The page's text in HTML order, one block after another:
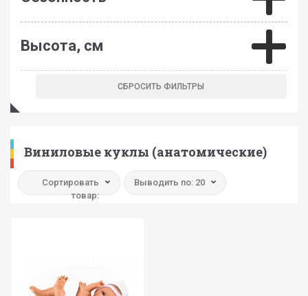
Высота, см
Виниловые куклы (анатомические)
Сортировать
товар:
Выводить по: 20